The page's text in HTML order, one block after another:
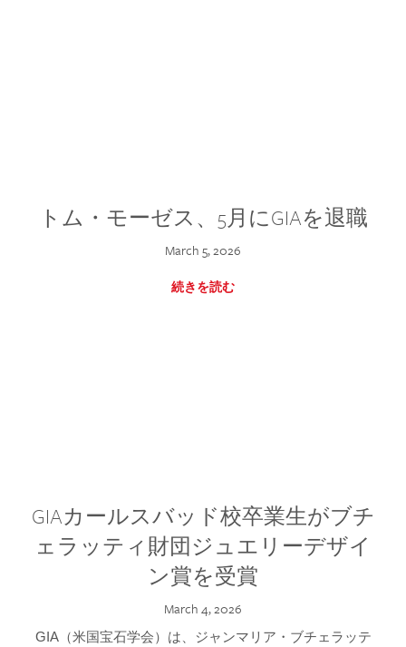
トム・モーゼス、5月にGIAを退職
March 5, 2026
続きを読む
GIAカールスバッド校卒業生がブチ
ェラッティ財団ジュエリーデザイ
ン賞を受賞
March 4, 2026
GIA（米国宝石学会）は、ジャンマリア・ブチェラッテ